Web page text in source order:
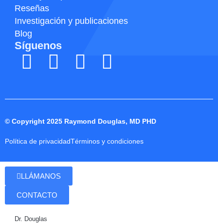
Reseñas
Investigación y publicaciones
Blog
Síguenos
© Copyright 2025 Raymond Douglas, MD PHD
Política de privacidadTérminos y condiciones
LLÁMANOS
CONTACTO
Dr. Douglas